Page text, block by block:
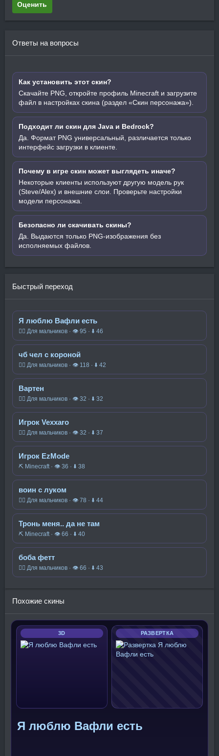
Оценить
Ответы на вопросы
Как установить этот скин?
Скачайте PNG, откройте профиль Minecraft и загрузите
файл в настройках скина (раздел «Скин персонажа»).
Подходит ли скин для Java и Bedrock?
Да. Формат PNG универсальный, различается только
интерфейс загрузки в клиенте.
Почему в игре скин может выглядеть иначе?
Некоторые клиенты используют другую модель рук
(Steve/Alex) и внешние слои. Проверьте настройки
модели персонажа.
Безопасно ли скачивать скины?
Да. Выдаются только PNG-изображения без
исполняемых файлов.
Быстрый переход
Я люблю Вафли есть
🧍‍♂️ Для мальчиков · 👁 95 · ⬇ 46
чб чел с короной
🧍‍♂️ Для мальчиков · 👁 118 · ⬇ 42
Вартен
🧍‍♂️ Для мальчиков · 👁 32 · ⬇ 32
Игрок Vexxaro
🧍‍♂️ Для мальчиков · 👁 32 · ⬇ 37
Игрок EzMode
⛏️ Minecraft · 👁 36 · ⬇ 38
воин с луком
🧍‍♂️ Для мальчиков · 👁 78 · ⬇ 44
Тронь меня.. да не там
⛏️ Minecraft · 👁 66 · ⬇ 40
боба фетт
🧍‍♂️ Для мальчиков · 👁 66 · ⬇ 43
Похожие скины
3D РАЗВЕРТКА
Я люблю Вафли есть